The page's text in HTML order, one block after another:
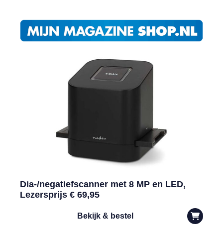
Dia-/negatiefscanner met 8 MP en LED,
Lezersprijs € 69,95
Bekijk & bestel